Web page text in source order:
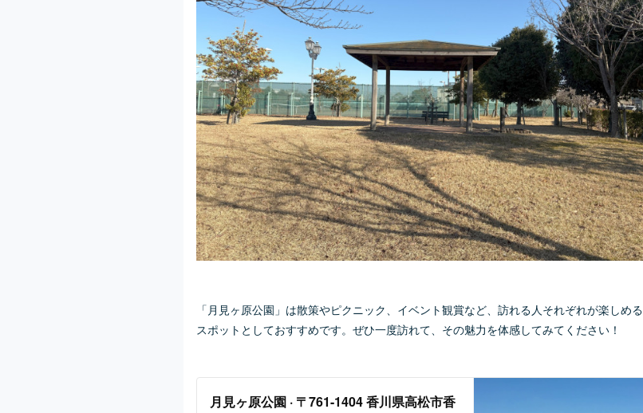
「月見ヶ原公園」は散策やピクニック、イベント観賞など、訪れる人それぞれが楽しめる
スポットとしておすすめです。ぜひ一度訪れて、その魅力を体感してみてください！
月見ヶ原公園 · 〒761-1404 香川県高松市香